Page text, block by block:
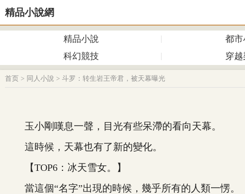
精品小說網
精品小說 都市
科幻競技
穿越
首页 > 同人小說 > 斗罗：转生岩王帝君，被天幕曝光
玉小剛嘆息一聲，目光有些呆滯的看向天幕。
這時候，天幕也有了新的變化。
【TOP6：冰天雪女。】
當這個“名字”出現的時候，幾乎所有的人類一愣。